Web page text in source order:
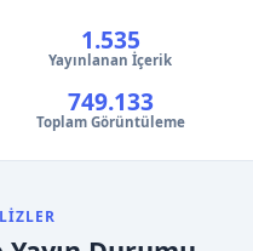
1.535
Yayınlanan İçerik
749.133
Toplam Görüntüleme